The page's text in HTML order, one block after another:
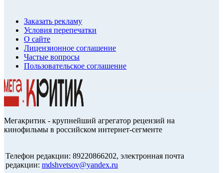
Заказать рекламу
Условия перепечатки
О сайте
Лицензионное соглашение
Частые вопросы
Пользовательское соглашение
Мегакритик - крупнейший агрегатор рецензий на
кинофильмы в российском интернет-сегменте
Телефон редакции: 89220866202, электронная почта
редакции: mdshvetsov@yandex.ru